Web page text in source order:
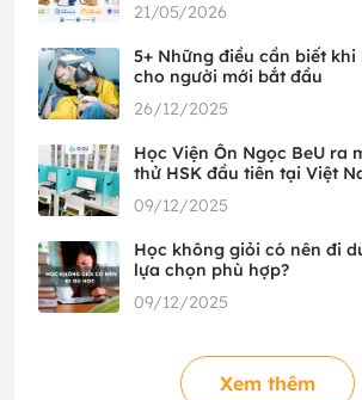
21/05/2026
5+ Những điều cần biết
cho người mới bắt đầu
26/12/2025
Học Viện Ôn Ngọc BeU ra
thử HSK đầu tiên tại Việt
09/12/2025
Học không giỏi có nên đi
lựa chọn phù hợp?
09/12/2025
Xem thêm